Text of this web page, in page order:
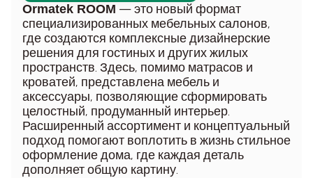
Ormatek ROOM — это новый формат
специализированных мебельных салонов,
где создаются комплексные дизайнерские
решения для гостиных и других жилых
пространств. Здесь, помимо матрасов и
кроватей, представлена мебель и
аксессуары, позволяющие сформировать
целостный, продуманный интерьер.
Расширенный ассортимент и концептуальный
подход помогают воплотить в жизнь стильное
оформление дома, где каждая деталь
дополняет общую картину.